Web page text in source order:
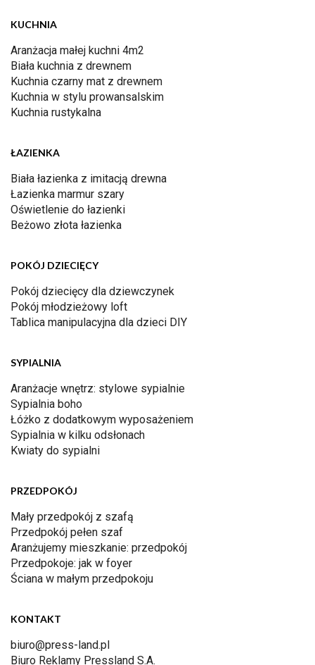
KUCHNIA
Aranżacja małej kuchni 4m2
Biała kuchnia z drewnem
Kuchnia czarny mat z drewnem
Kuchnia w stylu prowansalskim
Kuchnia rustykalna
ŁAZIENKA
Biała łazienka z imitacją drewna
Łazienka marmur szary
Oświetlenie do łazienki
Beżowo złota łazienka
POKÓJ DZIECIĘCY
Pokój dziecięcy dla dziewczynek
Pokój młodzieżowy loft
Tablica manipulacyjna dla dzieci DIY
SYPIALNIA
Aranżacje wnętrz: stylowe sypialnie
Sypialnia boho
Łóżko z dodatkowym wyposażeniem
Sypialnia w kilku odsłonach
Kwiaty do sypialni
PRZEDPOKÓJ
Mały przedpokój z szafą
Przedpokój pełen szaf
Aranżujemy mieszkanie: przedpokój
Przedpokoje: jak w foyer
Ściana w małym przedpokoju
KONTAKT
biuro@press-land.pl
Biuro Reklamy Pressland S.A.